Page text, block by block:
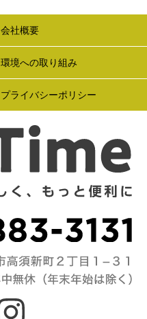
会社概要
環境への取り組み
プライバシーポリシー